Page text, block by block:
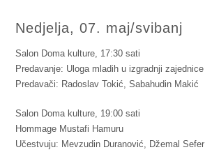
Nedjelja, 07. maj/svibanj
Salon Doma kulture, 17:30 sati
Predavanje: Uloga mladih u izgradnji zajednice
Predavači: Radoslav Tokić, Sabahudin Makić
Salon Doma kulture, 19:00 sati
Hommage Mustafi Hamuru
Učestvuju: Mevzudin Duranović, Džemal Sefer